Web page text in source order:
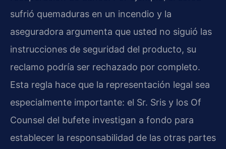
sufrió quemaduras en un incendio y la
aseguradora argumenta que usted no siguió las
instrucciones de seguridad del producto, su
reclamo podría ser rechazado por completo.
Esta regla hace que la representación legal sea
especialmente importante: el Sr. Sris y los Of
Counsel del bufete investigan a fondo para
establecer la responsabilidad de las otras partes